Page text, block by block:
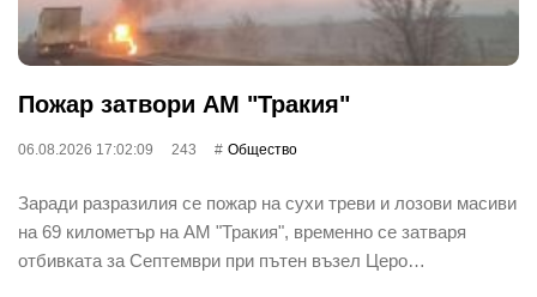
Пожар затвори АМ "Тракия"
06.08.2026 17:02:09 243 Общество
Заради разразилия се пожар на сухи треви и лозови масиви
на 69 километър на АМ "Тракия", временно се затваря
отбивката за Септември при пътен възел Церо…